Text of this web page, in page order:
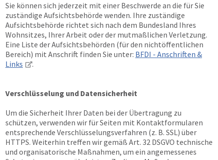
Sie können sich jederzeit mit einer Beschwerde an die für Sie
zuständige Aufsichtsbehörde wenden. Ihre zuständige
Aufsichtsbehörde richtet sich nach dem Bundesland Ihres
Wohnsitzes, Ihrer Arbeit oder der mutmaßlichen Verletzung.
Eine Liste der Aufsichtsbehörden (für den nichtöffentlichen
Bereich) mit Anschrift finden Sie unter: BFDI - Anschriften &
Links
.
Verschlüsselung und Datensicherheit
Um die Sicherheit Ihrer Daten bei der Übertragung zu
schützen, verwenden wir für Seiten mit Kontaktformularen
entsprechende Verschlüsselungsverfahren (z. B. SSL) über
HTTPS. Weiterhin treffen wir gemäß Art. 32 DSGVO technische
und organisatorische Maßnahmen, um ein angemessenes